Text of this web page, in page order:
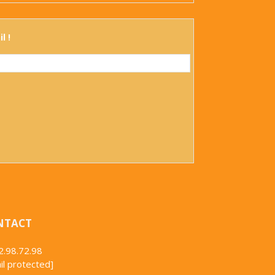
!
protected]